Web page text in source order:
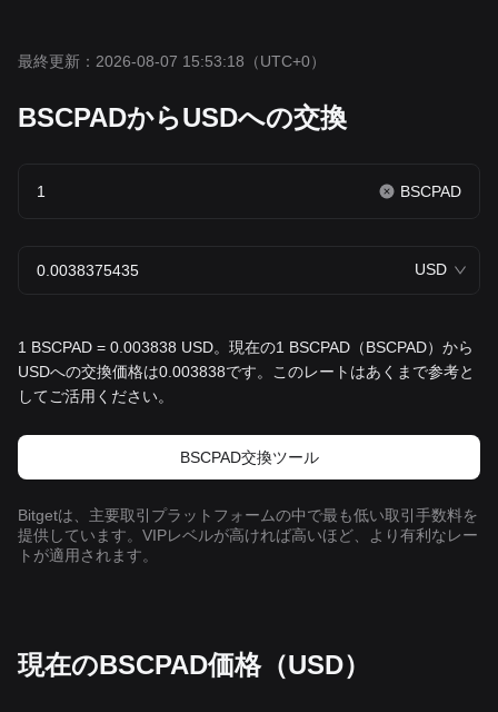
最終更新：2026-08-07 15:53:18 （UTC+0）
BSCPADからUSDへの交換
BSCPAD
USD
1 BSCPAD = 0.003838 USD。現在の1 BSCPAD（BSCPAD）から
USDへの交換価格は0.003838です。このレートはあくまで参考と
してご活用ください。
BSCPAD交換ツール
Bitgetは、主要取引プラットフォームの中で最も低い取引手数料を
提供しています。VIPレベルが高ければ高いほど、より有利なレー
トが適用されます。
現在のBSCPAD価格（USD）